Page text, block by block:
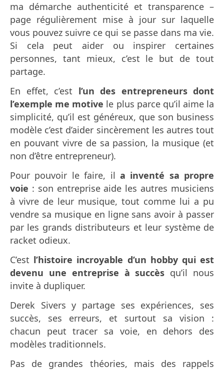
ma démarche authenticité et transparence –
page régulièrement mise à jour sur laquelle
vous pouvez suivre ce qui se passe dans ma vie.
Si cela peut aider ou inspirer certaines
personnes, tant mieux, c’est le but de tout
partage.
En effet, c’est l’un des entrepreneurs dont
l’exemple me motive le plus parce qu’il aime la
simplicité, qu’il est généreux, que son business
modèle c’est d’aider sincèrement les autres tout
en pouvant vivre de sa passion, la musique (et
non d’être entrepreneur).
Pour pouvoir le faire, il a inventé sa propre
voie : son entreprise aide les autres musiciens
à vivre de leur musique, tout comme lui a pu
vendre sa musique en ligne sans avoir à passer
par les grands distributeurs et leur système de
racket odieux.
C’est l’histoire incroyable d’un hobby qui est
devenu une entreprise à succès qu’il nous
invite à dupliquer.
Derek Sivers y partage ses expériences, ses
succès, ses erreurs, et surtout sa vision :
chacun peut tracer sa voie, en dehors des
modèles traditionnels.
Pas de grandes théories, mais des rappels